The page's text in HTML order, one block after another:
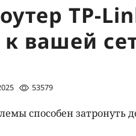
TP-
к вашей
53579
способен затронуть